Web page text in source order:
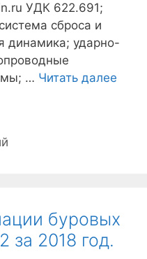
УДК 622.691;
сброса и
динамика; ударно-
… Читать далее
буровых
за 2018 год.